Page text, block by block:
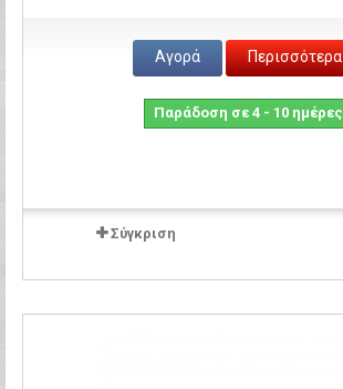
Αγορά Περισσότερα
Παράδοση σε 4 - 10 ημέρες
Σύγκριση